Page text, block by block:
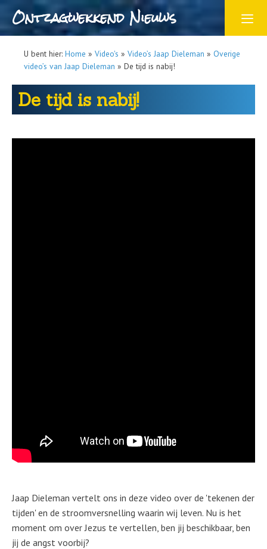
Ontzagwekkend Nieuws
U bent hier: Home » Video's » Video’s Jaap Dieleman » Overige
video’s van Jaap Dieleman » De tijd is nabij!
De tijd is nabij!
Jaap Dieleman vertelt ons in deze video over de 'tekenen der
tijden' en de stroomversnelling waarin wij leven. Nu is het
moment om over Jezus te vertellen, ben jij beschikbaar, ben
jij de angst voorbij?